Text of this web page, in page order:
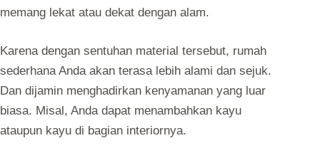
memang lekat atau dekat dengan alam.
Karena dengan sentuhan material tersebut, rumah
sederhana Anda akan terasa lebih alami dan sejuk.
Dan dijamin menghadirkan kenyamanan yang luar
biasa. Misal, Anda dapat menambahkan kayu
ataupun kayu di bagian interiornya.